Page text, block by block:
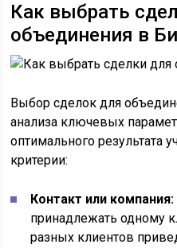
Как выбрать
объединения в
Выбор сделок для
анализа ключевых
оптимального результата
критерии:
Контакт или компания:
принадлежать одному
разных клиентов